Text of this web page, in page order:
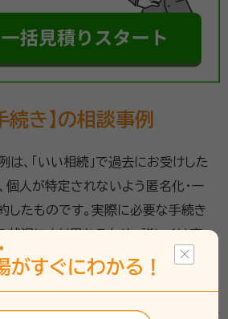
続き】の相談事例
、「いい相続」で過去にお受けした
個人が特定されないよう匿名化・一
したものです。実際に必要な手続き
状況により異なるため、詳しくは専
認ください。
がすぐにわかる！